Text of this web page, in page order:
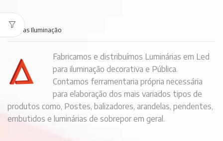
Embras Iluminação
Fabricamos e distribuímos Luminárias em Led
para iluminação decorativa e Pública.
Contamos ferramentaria própria necessária
para elaboração dos mais variados tipos de
produtos como, Postes, balizadores, arandelas, pendentes,
embutidos e luminárias de sobrepor em geral.